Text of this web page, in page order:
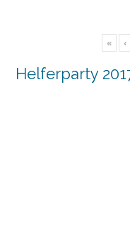
« ‹
Helferparty